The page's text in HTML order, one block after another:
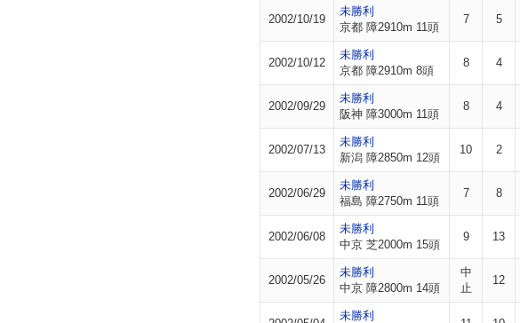
2002/10/19
未勝利
京都 障2910m 11頭
7 5
2002/10/12
未勝利
京都 障2910m 8頭
8 4
2002/09/29
未勝利
阪神 障3000m 11頭
8 4
2002/07/13
未勝利
新潟 障2850m 12頭
10 2
2002/06/29
未勝利
福島 障2750m 11頭
7 8
2002/06/08
未勝利
中京 芝2000m 15頭
9 13
2002/05/26
未勝利
中京 障2800m 14頭
中
止
12
未勝利